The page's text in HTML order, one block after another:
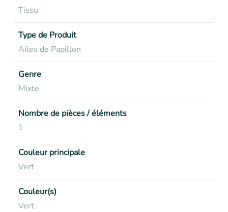
Tissu
Type de Produit
Ailes de Papillon
Genre
Mixte
Nombre de pièces / éléments
1
Couleur principale
Vert
Couleur(s)
Vert